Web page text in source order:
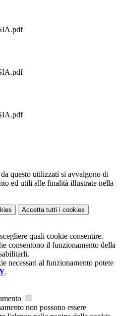
questo utilizzati si avvalgono di
ed utili alle finalità illustrate nella
Accetta tutti i cookies
quali cookie consentire.
consentono il funzionamento della
necessari al funzionamento potete
.
non possono essere